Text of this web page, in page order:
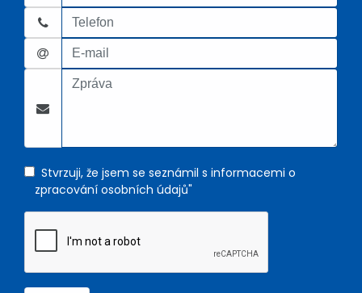
Stvrzuji, že jsem se seznámil s informacemi o
zpracování osobních údajů"